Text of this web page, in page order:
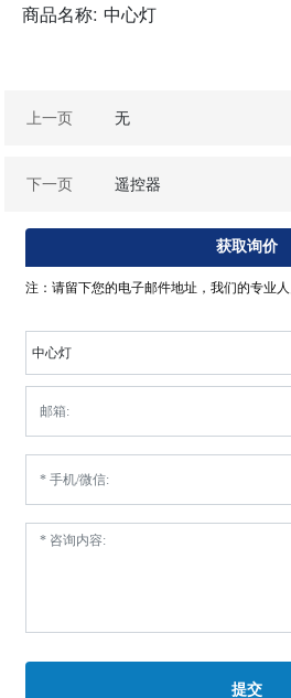
商品名称: 中心灯
上一页 无
下一页 遥控器
获取询价
注：请留下您的电子邮件地址，我们的专业
中心灯
提交